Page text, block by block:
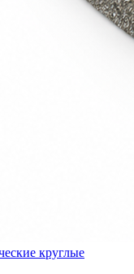
круглые